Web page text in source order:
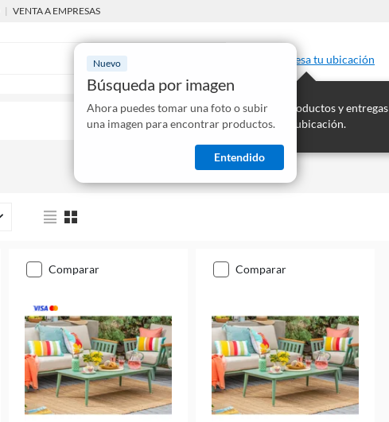
| VENTA A EMPRESAS
Nuevo
Búsqueda por imagen
Ahora puedes tomar una foto o subir
una imagen para encontrar productos.
Entendido
Ingresa tu ubicación
Mostraremos los productos y entregas
disponibles para tu ubicación.
comparar comparar